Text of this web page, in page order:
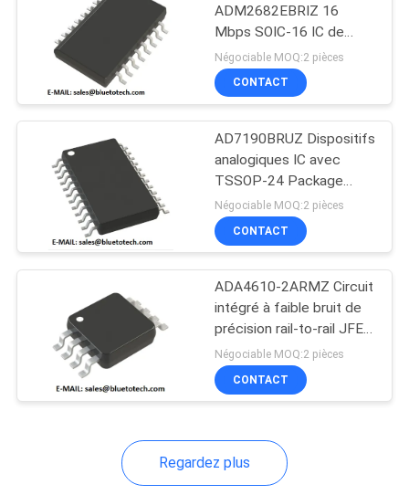
Fibre optique
Splitter
connecteurs de
fibres optiques
plateau optique de
ADM2682EBRIZ 16
Mbps SOIC-16 IC de
circuit intégré avec une
plage de température de
-40 °C à 85 °C
Négociable MOQ:2 pièces
CONTACT
AD7190BRUZ Dispositifs
analogiques IC avec
TSSOP-24 Package
Nouvelle marque
d'origine et plage de
température
Négociable MOQ:2 pièces
CONTACT
ADA4610-2ARMZ Circuit
intégré à faible bruit de
précision rail-to-rail JFET
Op Amp IC MSOP-8
Négociable MOQ:2 pièces
CONTACT
Regardez plus